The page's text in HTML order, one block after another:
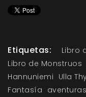
Etiquetas: Libro
Libro de Monstruos
Hannuniemi Ulla
Fantasía aventuras